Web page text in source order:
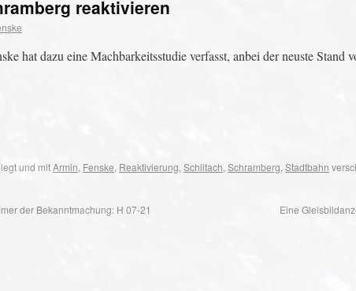
reaktivieren
hat dazu eine Machbarkeitsstudie verfasst, anbei der neuste Stand
und mitArmin, Fenske, Reaktivierung, Schiltach, Schramberg, Stadtbahn
der Bekanntmachung: H 07-21 Eine